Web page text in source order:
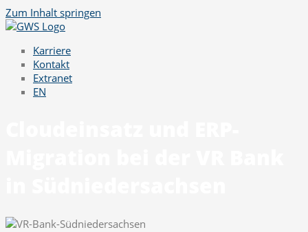
Zum Inhalt springen
Karriere
Kontakt
Extranet
EN